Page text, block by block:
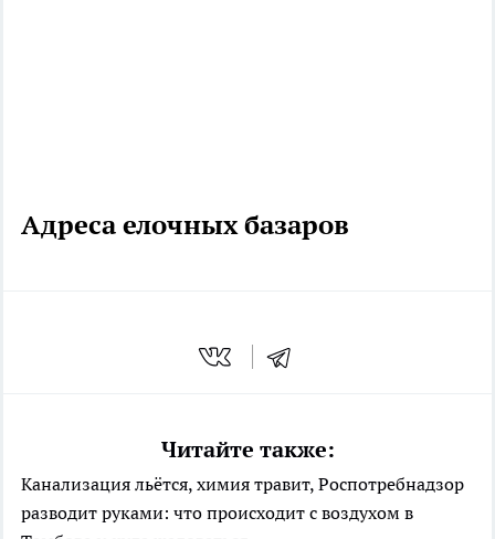
Адреса елочных базаров
Читайте также:
Канализация льётся, химия травит, Роспотребнадзор
разводит руками: что происходит с воздухом в